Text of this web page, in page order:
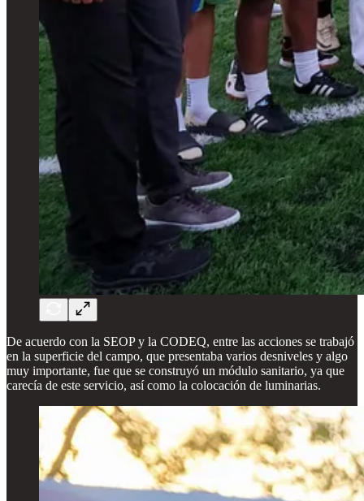
De acuerdo con la SEOP y la CODEQ, entre las acciones se trabajó
en la superficie del campo, que presentaba varios desniveles y algo
muy importante, fue que se construyó un módulo sanitario, ya que
carecía de este servicio, así como la colocación de luminarias.